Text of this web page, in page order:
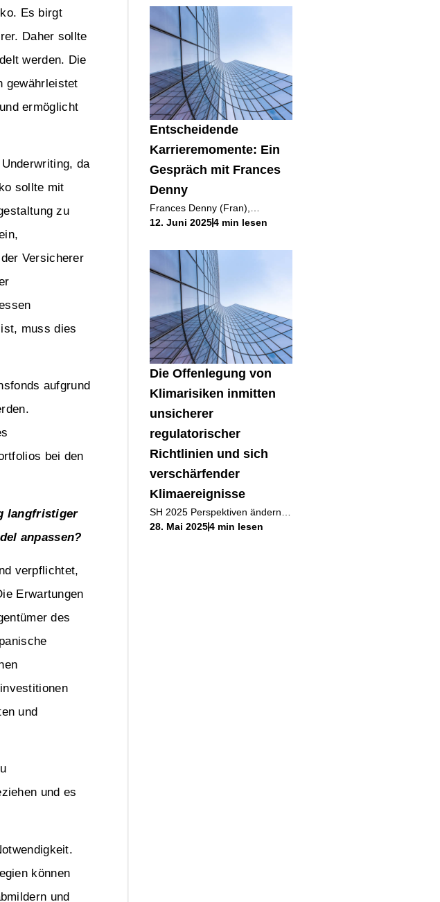
Es birgt
Daher sollte
werden. Die
gewährleistet
ermöglicht
da
sollte mit
zu
Versicherer
muss dies
aufgrund
bei den
langfristiger
anpassen?
verpflichtet,
Erwartungen
des
und
und es
können
und
Führungspersönlichkeiten, um
die Momente aufzudecken, die
ihre Karriere und ihre
Entscheidende
Karrieremomente: Ein
Gespräch mit Frances
Denny
Frances Denny (Fran),
geschäftsführende Direktorin
Leiterin der Arbeitsgruppe für
sozioökonomische Vielfalt des
Unternehmens, erzählt, wie
gelebte
12. Juni 20254 min lesen
Die Offenlegung von
Klimarisiken inmitten
unsicherer
regulatorischer
Richtlinien und sich
verschärfender
Klimaereignisse
SH 2025 Perspektiven ändern
Beratung Seit Anfang 2025 hat
28. Mai 20254 min lesen